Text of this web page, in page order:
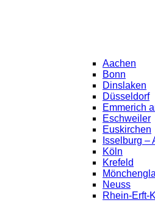
Aachen
Bonn
Dinslaken
Düsseldorf
Emmerich
Eschweiler
Euskirchen
Isselburg –
Köln
Krefeld
Neuss
Rhein-Erft-